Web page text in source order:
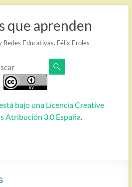
que aprenden
Redes Educativas. Félix Eroles
bajo una Licencia Creative
Atribución 3.0 España.